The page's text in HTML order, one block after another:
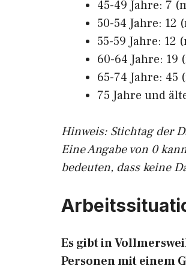
45-49 Jahre: 7
50-54 Jahre: 12
55-59 Jahre: 12
60-64 Jahre: 19
65-74 Jahre:
75 Jahre und
Hinweis: Stichtag der
Eine Angabe von 0
bedeuten, dass keine
Es gibt in
Personen mit einem